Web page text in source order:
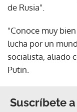
de Rusia".
"Conoce muy
lucha por un
socialista, aliado
Putin.
Suscríbete